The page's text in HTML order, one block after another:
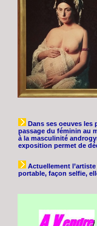
Dans ses oeuves les
passage du féminin au
à la masculinité
exposition permet de
Actuellement l’artiste
portable, façon selfie,